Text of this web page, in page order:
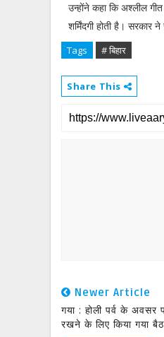
उन्होंने कहा कि अश्लील
शर्मिंदगी होती है। सरकार
Tags # बिहार
Share This
Newer Article
गया : होली पर्व के अवसर
रखने के लिए किया गया